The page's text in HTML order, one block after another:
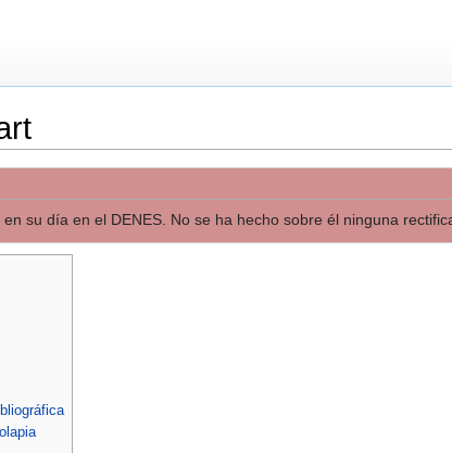
su día en el DENES. No se ha hecho sobre él ninguna